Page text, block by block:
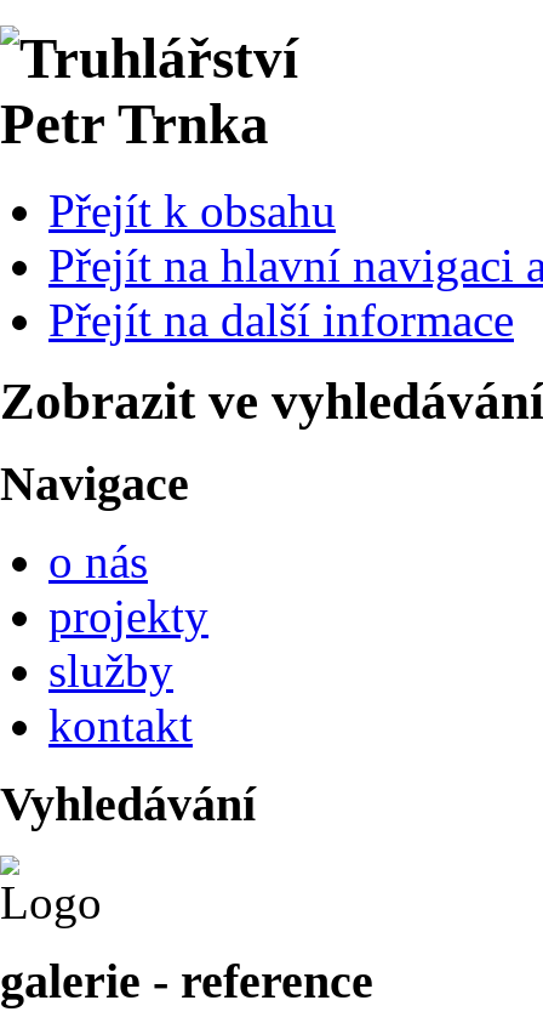
Přejít k obsahu
Přejít na hlavní navigaci
Přejít na další informace
Zobrazit ve
Navigace
o nás
projekty
služby
kontakt
Vyhledávání
galerie - reference